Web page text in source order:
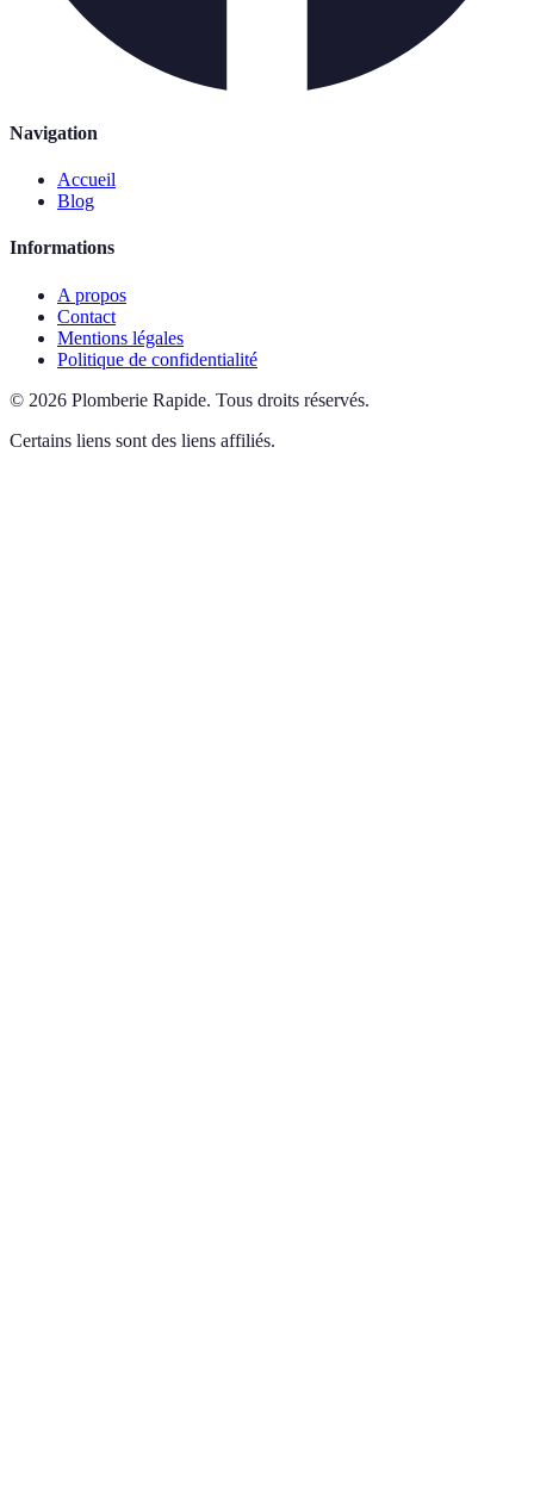
Navigation
Accueil
Blog
Informations
A propos
Contact
Mentions légales
Politique de confidentialité
© 2026 Plomberie Rapide. Tous droits réservés.
Certains liens sont des liens affiliés.